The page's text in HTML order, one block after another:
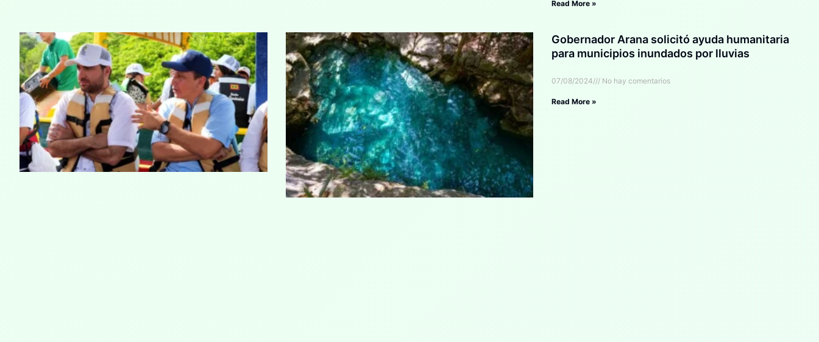
Read More »
Gobernador Arana solicitó ayuda humanitaria
para municipios inundados por lluvias
07/08/2024 No hay comentarios
Read More »